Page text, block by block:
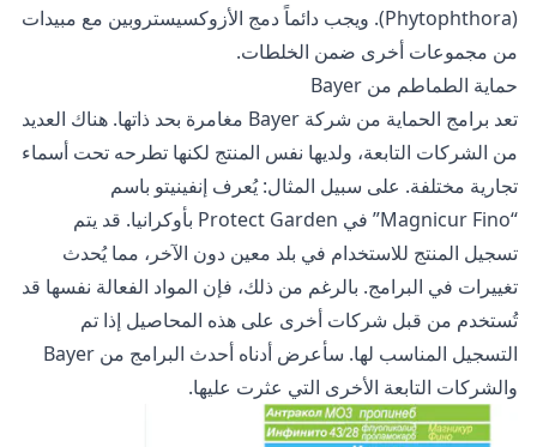
(Phytophthora). ويجب دائماً دمج الأزوكسيستروبين مع مبيدات
من مجموعات أخرى ضمن الخلطات.
حماية الطماطم من Bayer
تعد برامج الحماية من شركة Bayer مغامرة بحد ذاتها. هناك العديد
من الشركات التابعة، ولديها نفس المنتج لكنها تطرحه تحت أسماء
تجارية مختلفة. على سبيل المثال: يُعرف إنفينيتو باسم
“Magnicur Fino” في Protect Garden بأوكرانيا. قد يتم
تسجيل المنتج للاستخدام في بلد معين دون الآخر، مما يُحدث
تغييرات في البرامج. بالرغم من ذلك، فإن المواد الفعالة نفسها قد
تُستخدم من قبل شركات أخرى على هذه المحاصيل إذا تم
التسجيل المناسب لها. سأعرض أدناه أحدث البرامج من Bayer
والشركات التابعة الأخرى التي عثرت عليها.